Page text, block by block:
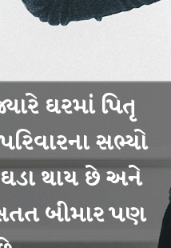
ઘરમાં પિતૃ
સભ્યો
થાય છે અને
બીમાર પણ